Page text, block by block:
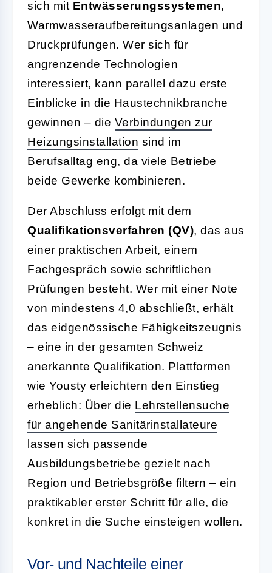
sich mit Entwässerungssystemen,
Warmwasseraufbereitungsanlagen und
Druckprüfungen. Wer sich für
angrenzende Technologien
interessiert, kann parallel dazu erste
Einblicke in die Haustechnikbranche
gewinnen – die Verbindungen zur
Heizungsinstallation sind im
Berufsalltag eng, da viele Betriebe
beide Gewerke kombinieren.
Der Abschluss erfolgt mit dem
Qualifikationsverfahren (QV), das aus
einer praktischen Arbeit, einem
Fachgespräch sowie schriftlichen
Prüfungen besteht. Wer mit einer Note
von mindestens 4,0 abschließt, erhält
das eidgenössische Fähigkeitszeugnis
– eine in der gesamten Schweiz
anerkannte Qualifikation. Plattformen
wie Yousty erleichtern den Einstieg
erheblich: Über die Lehrstellensuche
für angehende Sanitärinstallateure
lassen sich passende
Ausbildungsbetriebe gezielt nach
Region und Betriebsgröße filtern – ein
praktikabler erster Schritt für alle, die
konkret in die Suche einsteigen wollen.
Vor- und Nachteile einer